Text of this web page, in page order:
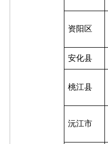
资阳区
安化县
桃江县
沅江市